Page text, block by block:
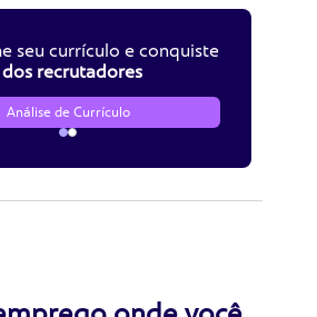
seu currículo e conquiste
recrutadores
Análise de Currículo